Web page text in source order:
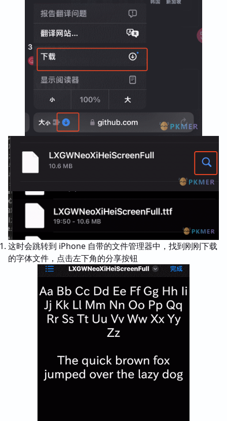
这时会跳转到 iPhone 自带的文件管理器中，找到刚刚下载
的字体文件，点击左下角的分享按钮